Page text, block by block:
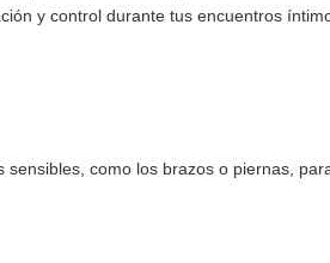
y control durante tus encuentros
como los brazos o piernas,